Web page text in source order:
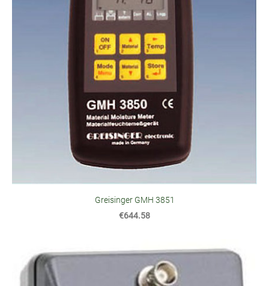
Greisinger GMH 3851
€644.58